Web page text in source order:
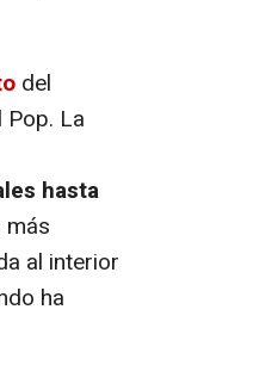
del
La
hasta
al interior
ha